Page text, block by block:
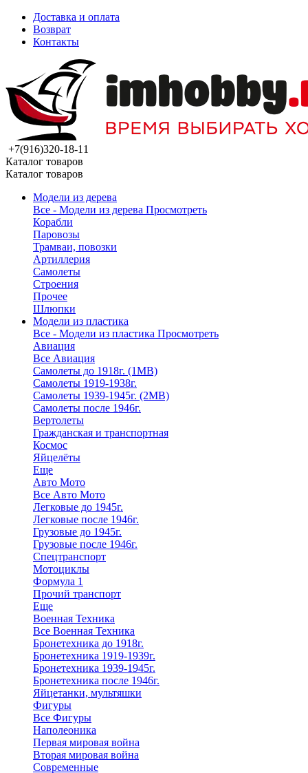
Доставка и оплата
Возврат
Контакты
+7(916)320-18-11
Каталог товаров
Каталог товаров
Модели из дерева
Все - Модели из дерева Просмотреть
Корабли
Паровозы
Трамваи, повозки
Артиллерия
Самолеты
Строения
Прочее
Шлюпки
Модели из пластика
Все - Модели из пластика Просмотреть
Авиация
Все Авиация
Самолеты до 1918г. (1МВ)
Самолеты 1919-1938г.
Самолеты 1939-1945г. (2МВ)
Самолеты после 1946г.
Вертолеты
Гражданская и транспортная
Космос
Яйцелёты
Еще
Авто Мото
Все Авто Мото
Легковые до 1945г.
Легковые после 1946г.
Грузовые до 1945г.
Грузовые после 1946г.
Спецтранспорт
Мотоциклы
Формула 1
Прочий транспорт
Еще
Военная Техника
Все Военная Техника
Бронетехника до 1918г.
Бронетехника 1919-1939г.
Бронетехника 1939-1945г.
Бронетехника после 1946г.
Яйцетанки, мультяшки
Фигуры
Все Фигуры
Наполеоника
Первая мировая война
Вторая мировая война
Современные